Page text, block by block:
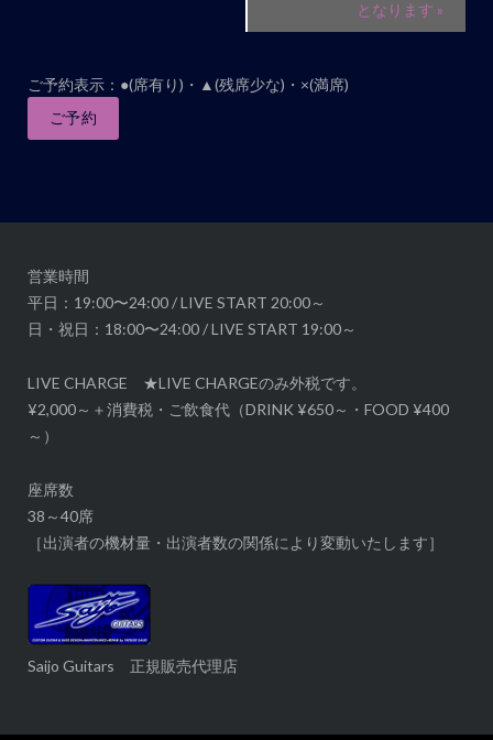
ゲ
ー
シ
となります »
ご予約表示：●(席有り)・▲(残席少な)・×(満席)
ご予約
営業時間
平日：19:00〜24:00 / LIVE START 20:00～
日・祝日：18:00〜24:00 / LIVE START 19:00～
LIVE CHARGE ★LIVE CHARGEのみ外税です。
¥2,000～＋消費税・ご飲食代（DRINK ¥650～・FOOD ¥400
～）
座席数
38～40席
［出演者の機材量・出演者数の関係により変動いたします］
Saijo Guitars 正規販売代理店